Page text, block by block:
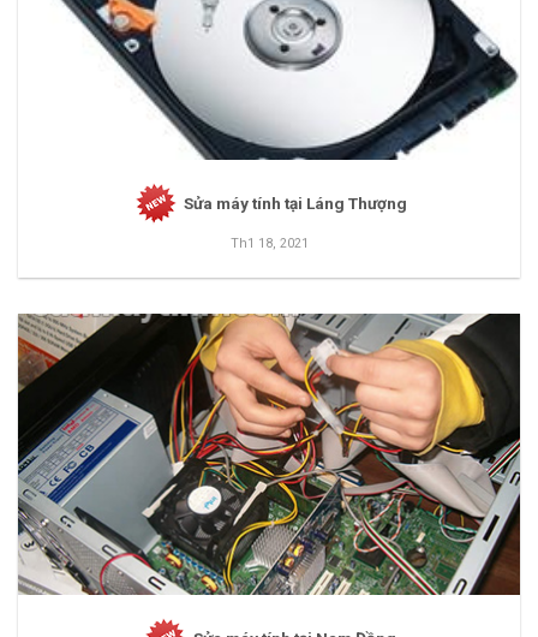
Sửa máy tính tại Láng Thượng
Th1 18, 2021